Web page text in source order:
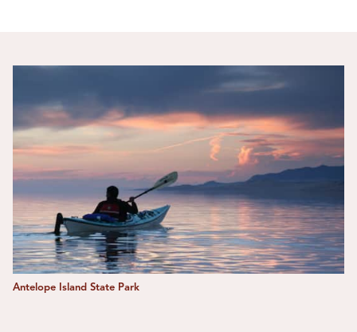
Antelope Island State Park